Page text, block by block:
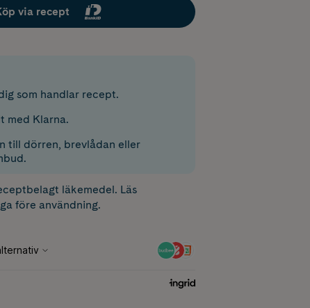
via recept
som handlar recept.
med Klarna.
till dörren, brevlådan eller
läkemedel. Läs
före användning.